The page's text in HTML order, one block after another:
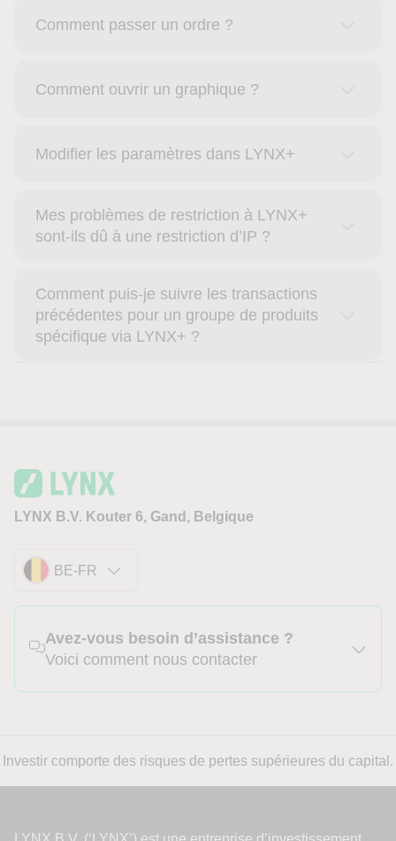
Comment passer un ordre ?
Comment ouvrir un graphique ?
Modifier les paramètres dans LYNX+
Mes problèmes de restriction à LYNX+
sont-ils dû à une restriction d’IP ?
Comment puis-je suivre les transactions
précédentes pour un groupe de produits
spécifique via LYNX+ ?
LYNX B.V. Kouter 6, Gand, Belgique
BE-FR
Avez-vous besoin d’assistance ?
Voici comment nous contacter
Investir comporte des risques de pertes supérieures du capital.